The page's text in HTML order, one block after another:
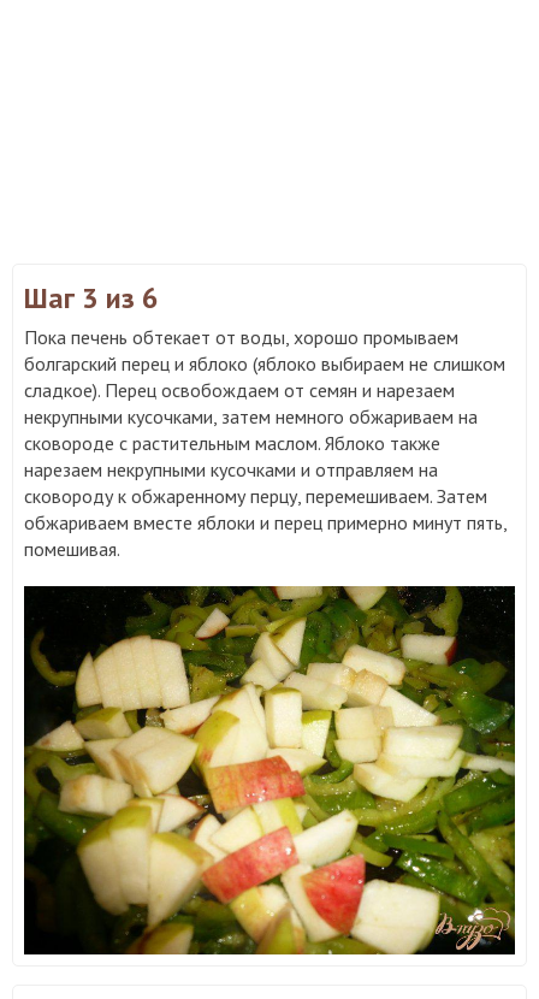
Шаг 3 из 6
Пока печень обтекает от воды, хорошо промываем
болгарский перец и яблоко (яблоко выбираем не слишком
сладкое). Перец освобождаем от семян и нарезаем
некрупными кусочками, затем немного обжариваем на
сковороде с растительным маслом. Яблоко также
нарезаем некрупными кусочками и отправляем на
сковороду к обжаренному перцу, перемешиваем. Затем
обжариваем вместе яблоки и перец примерно минут пять,
помешивая.